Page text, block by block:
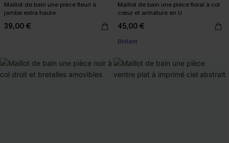
Maillot de bain une pièce fleuri à
jambe extra haute
39,00 €
Maillot de bain une pièce floral à col
cœur et armature en U
45,00 €
Brillant